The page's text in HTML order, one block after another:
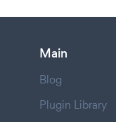
Main
Blog
Plugin Library